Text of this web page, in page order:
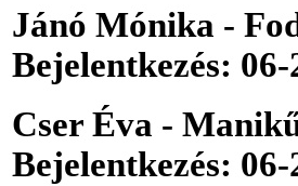
Jánó Mónika -
Bejelentkezés:
Cser Éva -
Bejelentkezés: